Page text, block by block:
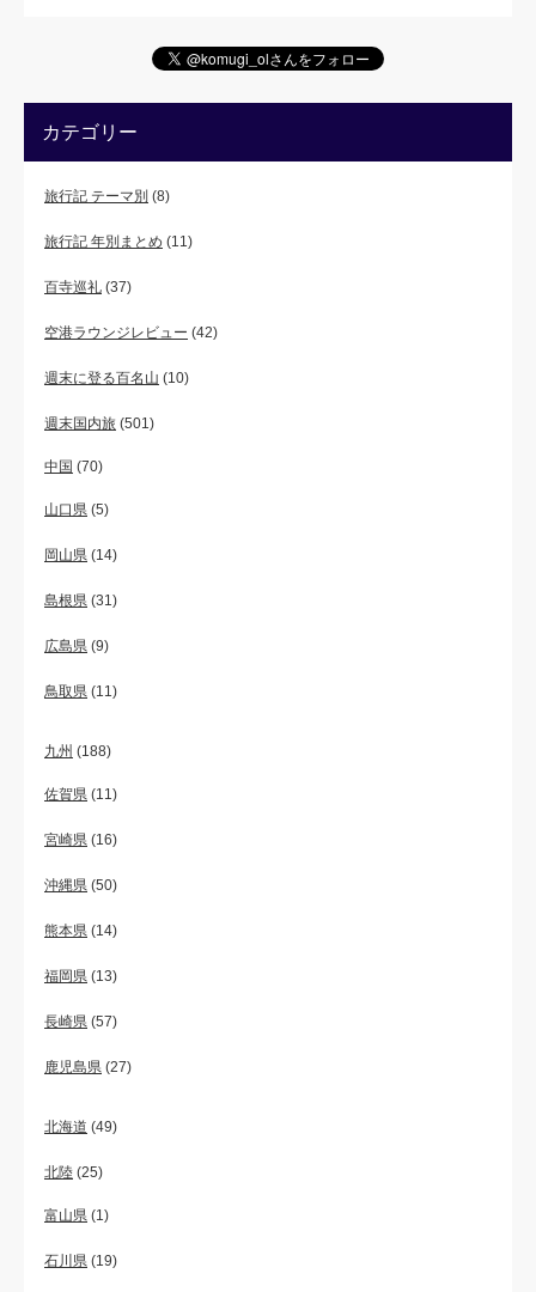
カテゴリー
旅行記 テーマ別 (8)
旅行記 年別まとめ (11)
百寺巡礼 (37)
空港ラウンジレビュー (42)
週末に登る百名山 (10)
週末国内旅 (501)
中国 (70)
山口県 (5)
岡山県 (14)
島根県 (31)
広島県 (9)
鳥取県 (11)
九州 (188)
佐賀県 (11)
宮崎県 (16)
沖縄県 (50)
熊本県 (14)
福岡県 (13)
長崎県 (57)
鹿児島県 (27)
北海道 (49)
北陸 (25)
富山県 (1)
石川県 (19)